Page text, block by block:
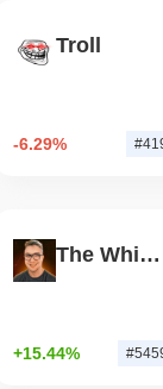
ッチを適用し、影響
するためにコミュニ
規制の監視に直面
リティや将来の規
に影響を与える可能
ォレット向けに
億ドルを
Troll
-6.29%
The White Bull
+15.44%